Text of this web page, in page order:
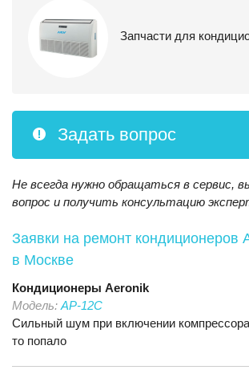
Запчасти для
Задать вопрос
Не всегда нужно обращаться в сервис,
вопрос и получить консультацию
Заявки на ремонт кондиционеров
в Москве
Кондиционеры Aeronik
Модель: AP-12C
Сильный шум при включении
то попало